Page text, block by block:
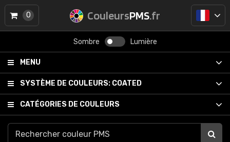
CouleursPMS.fr
Sombre Lumière
MENU
SYSTÈME DE COULEURS: COATED
CATÉGORIES DE COULEURS
0